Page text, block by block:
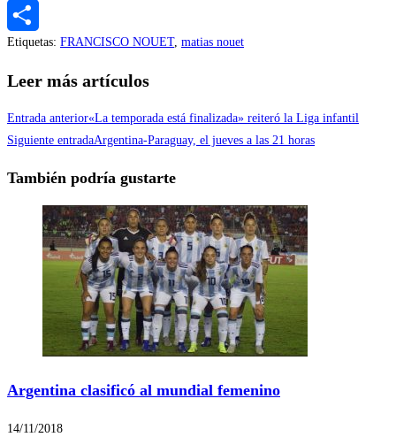
Messenger
Compartir
Etiquetas: FRANCISCO NOUET, matias nouet
Leer más artículos
Entrada anterior«La temporada está finalizada» reiteró la Liga infantil
Siguiente entradaArgentina-Paraguay, el jueves a las 21 horas
También podría gustarte
Argentina clasificó al mundial femenino
14/11/2018